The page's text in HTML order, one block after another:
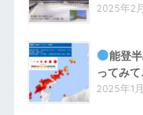
2025年2
能登
ってみ
2025年1